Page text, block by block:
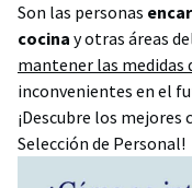
Son las personas
cocina y otras áreas
mantener las medidas
inconvenientes en el
¡Descubre los mejores
Selección de Personal!